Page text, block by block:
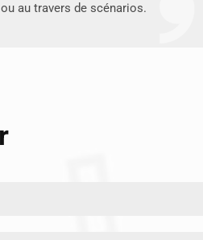
au travers de scénarios.